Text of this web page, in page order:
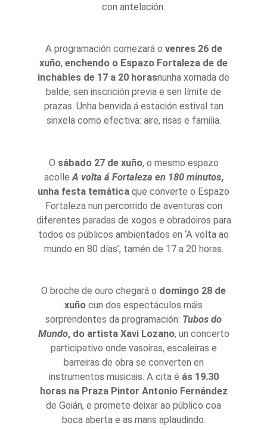
con antelación.
A programación comezará o venres 26 de
xuño, enchendo o Espazo Fortaleza de de
inchables de 17 a 20 horasnunha xornada de
balde, sen inscrición previa e sen límite de
prazas. Unha benvida á estación estival tan
sinxela como efectiva: aire, risas e familia.
O sábado 27 de xuño, o mesmo espazo
acolleA volta á Fortaleza en 180 minutos,
unha festa temática que converte o Espazo
Fortaleza nun percorrido de aventuras con
diferentes paradas de xogos e obradoiros para
todos os públicos ambientados en ‘A volta ao
mundo en 80 días’, tamén de 17 a 20 horas.
O broche de ouro chegará o domingo 28 de
xuño cun dos espectáculos máis
sorprendentes da programación: Tubos do
Mundo, do artista Xavi Lozano, un concerto
participativo onde vasoiras, escaleiras e
barreiras de obra se converten en
instrumentos musicais. A cita é ás 19.30
horas na Praza Pintor Antonio Fernández
de Goián, e promete deixar ao público coa
boca aberta e as mans aplaudindo.